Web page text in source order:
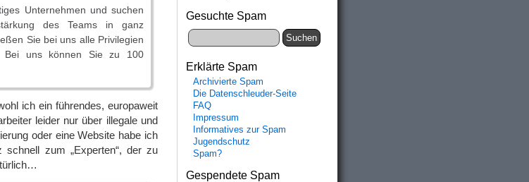
Unternehmen und suchen
des Teams in ganz
Sie bei uns alle Privilegien
Bei uns können Sie zu 100
ich ein führendes, europaweit
leider nur über illegale und
oder eine Website habe ich
zum „Experten“, der zu
Gesuchte Spam
Erklärte Spam
Archivierte Spam
Die Datenschleuder-Seite
FAQ
Impressum
Informatives zur Spam
Jugendschutz
Spam?
Gespendete Spam